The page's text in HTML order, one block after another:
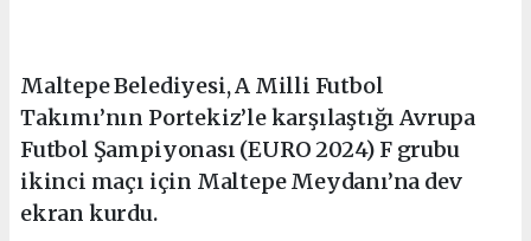
Maltepe Belediyesi, A Milli Futbol
Takımı’nın Portekiz’le karşılaştığı Avrupa
Futbol Şampiyonası (EURO 2024) F grubu
ikinci maçı için Maltepe Meydanı’na dev
ekran kurdu.